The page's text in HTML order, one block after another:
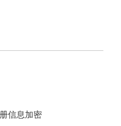
信息加密